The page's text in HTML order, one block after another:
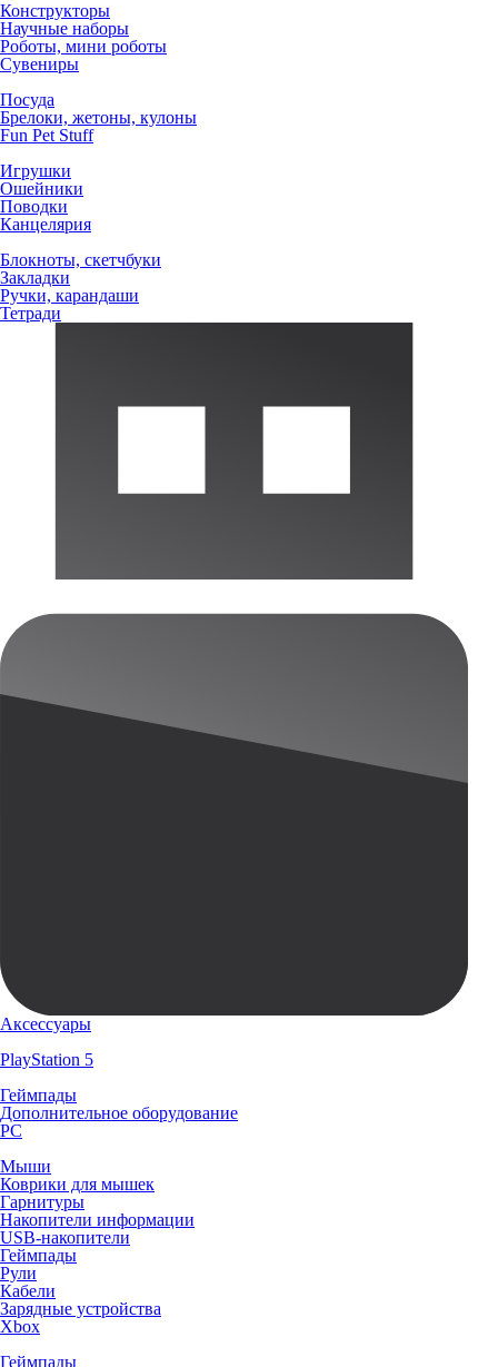
Конструкторы
Научные наборы
Роботы, мини роботы
Сувениры
Посуда
Брелоки, жетоны, кулоны
Fun Pet Stuff
Игрушки
Ошейники
Поводки
Канцелярия
Блокноты, скетчбуки
Закладки
Ручки, карандаши
Тетради
Аксессуары
PlayStation 5
Геймпады
Дополнительное оборудование
PC
Мыши
Коврики для мышек
Гарнитуры
Накопители информации
USB-накопители
Геймпады
Рули
Кабели
Зарядные устройства
Xbox
Геймпады